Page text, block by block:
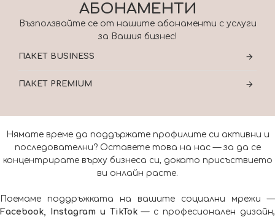
АБОНАМЕНТИ
Възползвайте се от нашите абонаменти с услуги
за Вашия бизнес!
ПАКЕТ BUSINESS
ПАКЕТ PREMIUM
Нямате време да поддържате профилите си активни и
последователни? Оставете това на нас — за да се
концентрирате върху бизнеса си, докато присъствието
ви онлайн расте.
Поемаме поддръжката на вашите социални мрежи —
Facebook, Instagram и TikTok— с професионален дизайн,